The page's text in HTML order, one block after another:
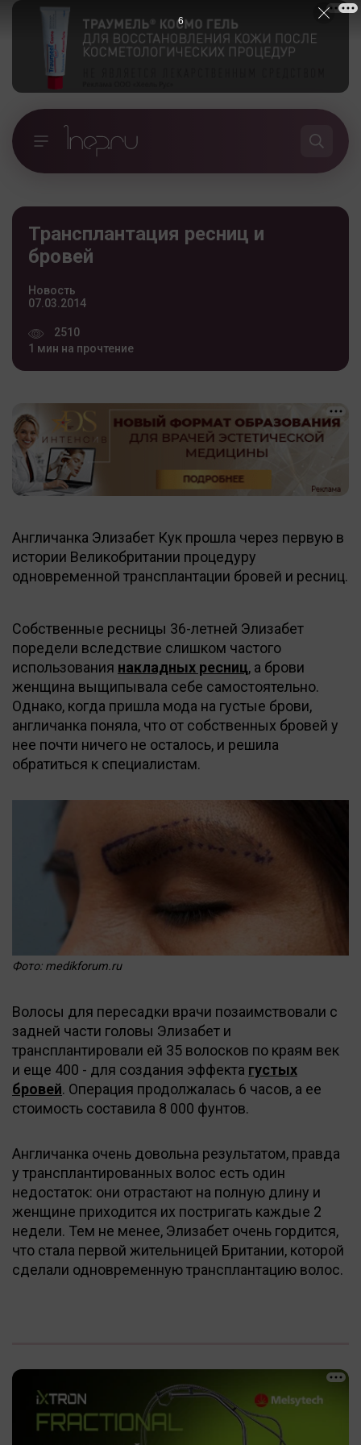
Трансплантация ресниц и
бровей
Новость
07.03.2014
2510
1 мин на прочтение
Англичанка Элизабет Кук прошла через первую в
истории Великобритании процедуру
одновременной трансплантации бровей и ресниц.
Собственные ресницы 36-летней Элизабет
поредели вследствие слишком частого
использования накладных ресниц, а брови
женщина выщипывала себе самостоятельно.
Однако, когда пришла мода на густые брови,
англичанка поняла, что от собственных бровей у
нее почти ничего не осталось, и решила
обратиться к специалистам.
Фото: medikforum.ru
Волосы для пересадки врачи позаимствовали с
задней части головы Элизабет и
трансплантировали ей 35 волосков по краям век
и еще 400 - для создания эффекта густых
бровей. Операция продолжалась 6 часов, а ее
стоимость составила 8 000 фунтов.
Англичанка очень довольна результатом, правда
у трансплантированных волос есть один
недостаток: они отрастают на полную длину и
женщине приходится их постригать каждые 2
недели. Тем не менее, Элизабет очень гордится,
что стала первой жительницей Британии, которой
сделали одновременную трансплантацию волос.
5